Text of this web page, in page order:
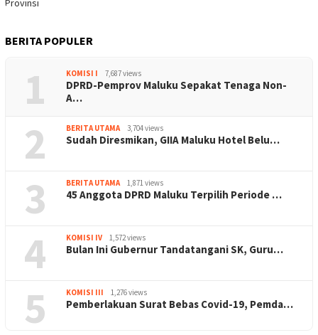
BERITA POPULER
1 KOMISI I 7,687 views
DPRD-Pemprov Maluku Sepakat Tenaga Non-
A…
2 BERITA UTAMA 3,704 views
Sudah Diresmikan, GIIA Maluku Hotel Belu…
3 BERITA UTAMA 1,871 views
45 Anggota DPRD Maluku Terpilih Periode …
4 KOMISI IV 1,572 views
Bulan Ini Gubernur Tandatangani SK, Guru…
5 KOMISI III 1,276 views
Pemberlakuan Surat Bebas Covid-19, Pemda…